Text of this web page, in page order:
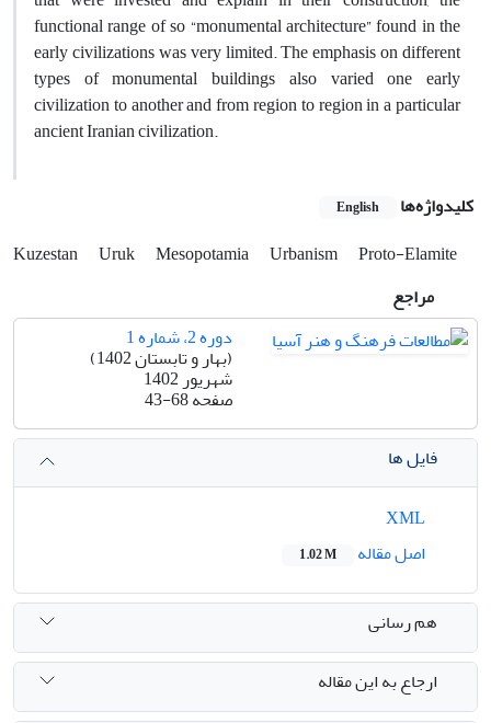
functional range of so “monumental architecture” found in the
early civilizations was very limited. The emphasis on different
types of monumental buildings also varied one early
civilization to another and from region to region in a particular
ancient Iranian civilization.
کلیدواژه‌ها English
Kuzestan Uruk Mesopotamia Urbanism
Proto-Elamite
مراجع
دوره 2، شماره 1
(بهار و تابستان 1402)
شهریور 1402
صفحه43-68
فایل ها
اصل مقاله
1.02 M
هم رسانی
ارجاع به این مقاله